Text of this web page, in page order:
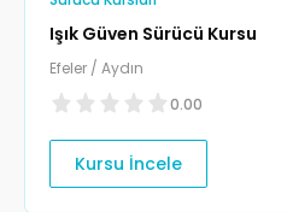
Işık Güven Sürücü Kursu
Efeler / Aydın
0.00
Kursu İncele